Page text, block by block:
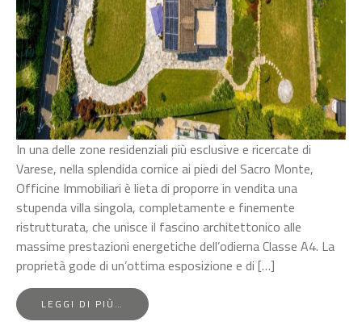
In una delle zone residenziali più esclusive e ricercate di
Varese, nella splendida cornice ai piedi del Sacro Monte,
Officine Immobiliari è lieta di proporre in vendita una
stupenda villa singola, completamente e finemente
ristrutturata, che unisce il fascino architettonico alle
massime prestazioni energetiche dell’odierna Classe A4. La
proprietà gode di un’ottima esposizione e di […]
LEGGI DI PIÙ…
FROM
STUPENDA